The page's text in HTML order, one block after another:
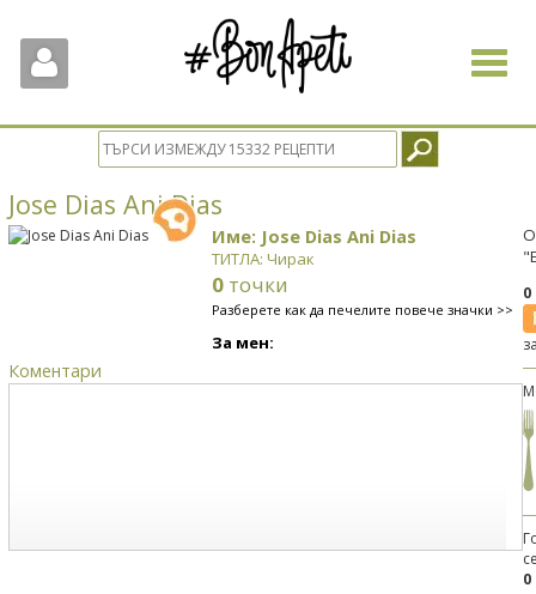
Toggle
Jose Dias Ani Dias
Име: Jose Dias Ani Dias
ТИТЛА: Чирак
0 точки
Разберете как да печелите повече значки >>
За мен:
Коментари
0